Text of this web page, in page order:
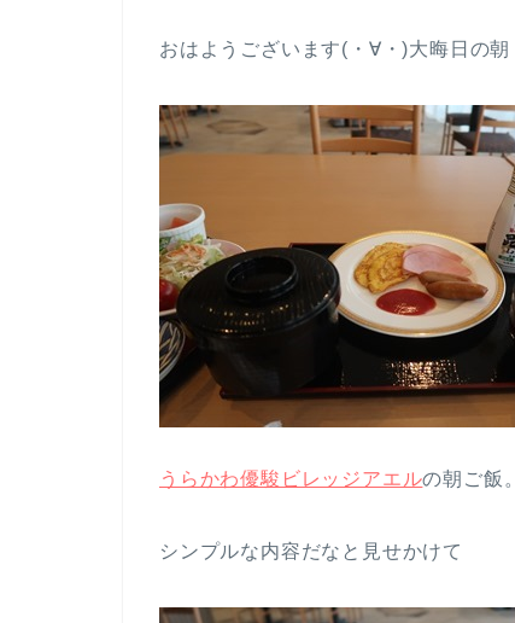
おはようございます(・∀・)大晦日の朝
うらかわ優駿ビレッジアエルの朝ご飯。
シンプルな内容だなと見せかけて